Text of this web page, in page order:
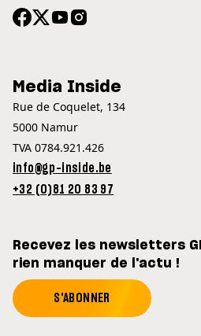
Media Inside
Rue de Coquelet, 134
5000 Namur
TVA 0784.921.426
info@gp-inside.be
+32 (0)81 20 83 97
Recevez les newsletters
rien manquer de l'actu !
S'ABONNER